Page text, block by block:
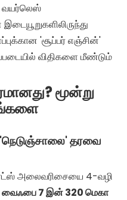
வயர்லெஸ்
'சூப்பர் எஞ்சின்'
விதிகளை மீண்டும்
மூன்று
'நெடுஞ்சாலை' தரவை
அலைவரிசையை 4-வழி
வைஃபை7 இன் 320 மெகா